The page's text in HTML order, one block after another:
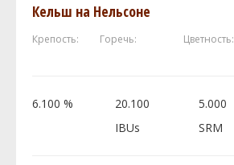
Дрожжи
Кельш на Нельсоне
Крепость: Горечь: Цветность:
6.100 %
20.100
IBUs
5.000
SRM